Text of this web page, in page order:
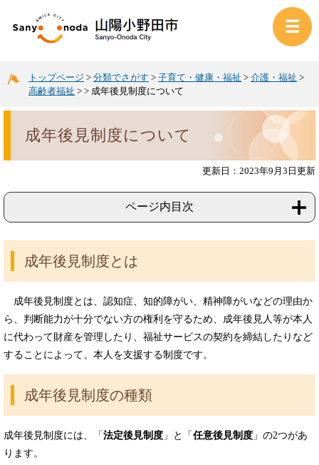
トップページ > 分類でさがす > 子育て・健康・福祉 > 介護・福祉 >
高齢者福祉 > > 成年後見制度について
成年後見制度について
更新日：2023年9月3日更新
ページ内目次
成年後見制度とは
成年後見制度とは、認知症、知的障がい、精神障がいなどの理由か
ら、判断能力が十分でない方の権利を守るため、成年後見人等が本人
に代わって財産を管理したり、福祉サービスの契約を締結したりなど
することによって、本人を支援する制度です。
成年後見制度の種類
成年後見制度には、「 法定後見制度 」と「 任意後見制度 」の2つがあ
ります。